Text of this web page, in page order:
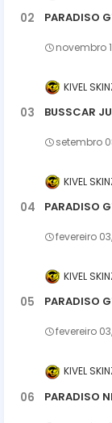
PARADISO
novembro
KIVEL
BUSSCAR
setembro
KIVEL
PARADISO
fevereiro
KIVEL
PARADISO
fevereiro
KIVEL
PARADISO